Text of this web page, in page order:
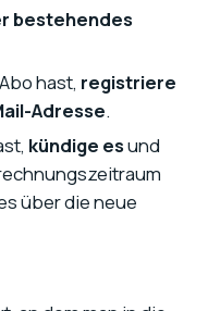
bestehendes
hast, registriere
Adresse.
kündige esund
über die neue